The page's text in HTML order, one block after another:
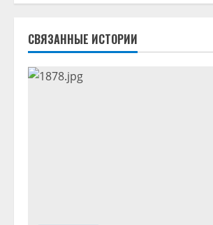
т
ь
ч
СВЯЗАННЫЕ ИСТОРИИ